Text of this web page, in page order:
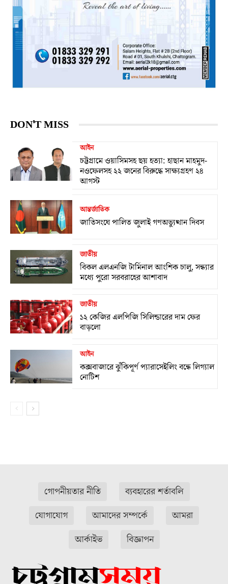
DON'T MISS
আইন
চট্টগ্রামে ওয়াসিমসহ ছয় হত্যা: হাছান মাহমুদ-
নওফেলসহ ২২ জনের বিরুদ্ধে সাক্ষ্যগ্রহণ ২৪
আগস্ট
আন্তর্জাতিক
জাতিসংঘে পালিত জুলাই গণঅভ্যুত্থান দিবস
জাতীয়
বিকল এলএনজি টার্মিনাল আংশিক চালু, সন্ধ্যার
মধ্যে পুরো সরবরাহের আশাবাদ
জাতীয়
১২ কেজির এলপিজি সিলিন্ডারের দাম ফের
বাড়লো
আইন
কক্সবাজারে ঝুঁকিপূর্ণ প্যারাসেইলিং বন্ধে লিগ্যাল
নোটিশ
গোপনীয়তার নীতি
ব্যবহারের শর্তাবলি
যোগাযোগ
আমাদের সম্পর্কে
আমরা
আর্কাইভ
বিজ্ঞাপন